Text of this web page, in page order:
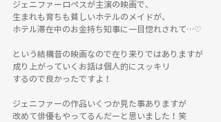
ジェニファーロペスが主演の映画で、
生まれも育ちも貧しいホテルのメイドが、
ホテル滞在中のお金持ち知事に一目惚れされて…♡
という結構昔の映画なので在り来りではありますが
成り上がっていくお話は個人的にスッキリ
するので良かったですよ！
ジェニファーの作品いくつか見た事ありますが
改めて俳優もやってるんだーと思いました！笑